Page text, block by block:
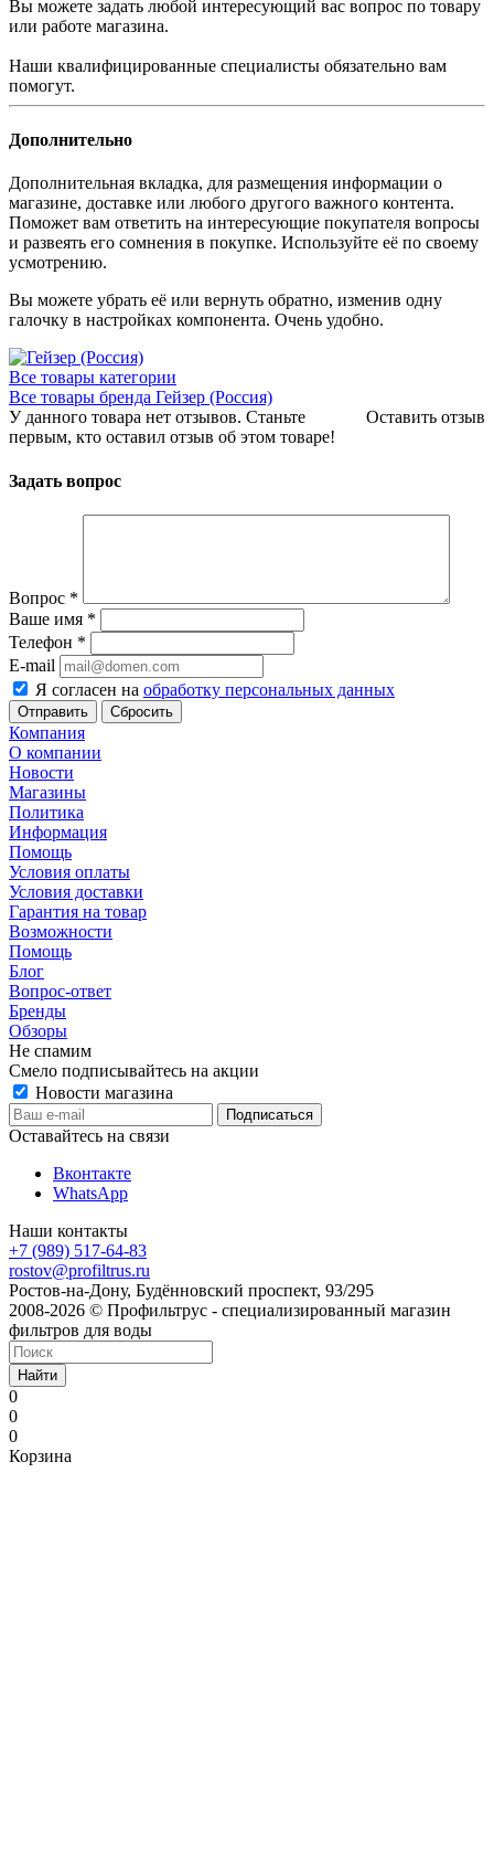
Вы можете задать любой интересующий вас вопрос по товару
или работе магазина.
Наши квалифицированные специалисты обязательно вам
помогут.
Дополнительно
Дополнительная вкладка, для размещения информации о
магазине, доставке или любого другого важного контента.
Поможет вам ответить на интересующие покупателя вопросы
и развеять его сомнения в покупке. Используйте её по своему
усмотрению.
Вы можете убрать её или вернуть обратно, изменив одну
галочку в настройках компонента. Очень удобно.
Все товары категории
Все товары бренда Гейзер (Россия)
Оставить отзыв
У данного товара нет отзывов. Станьте
первым, кто оставил отзыв об этом товаре!
Задать вопрос
Вопрос *
Ваше имя *
Телефон *
E-mail
Я согласен на обработку персональных данных
Сбросить
Компания
О компании
Новости
Магазины
Политика
Информация
Помощь
Условия оплаты
Условия доставки
Гарантия на товар
Возможности
Помощь
Блог
Вопрос-ответ
Бренды
Обзоры
Не спамим
Смело подписывайтесь на акции
Новости магазина
Оставайтесь на связи
Вконтакте
WhatsApp
Наши контакты
+7 (989) 517-64-83
rostov@profiltrus.ru
Ростов-на-Дону, Будённовский проспект, 93/295
2008-2026 © Профильтрус - специализированный магазин
фильтров для воды
Найти
0
0
0
Корзина